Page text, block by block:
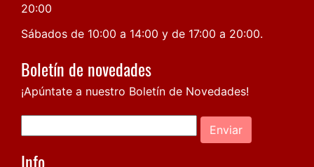
20:00
Sábados de 10:00 a 14:00 y de 17:00 a 20:00.
Boletín de novedades
¡Apúntate a nuestro Boletín de Novedades!
Enviar
Info